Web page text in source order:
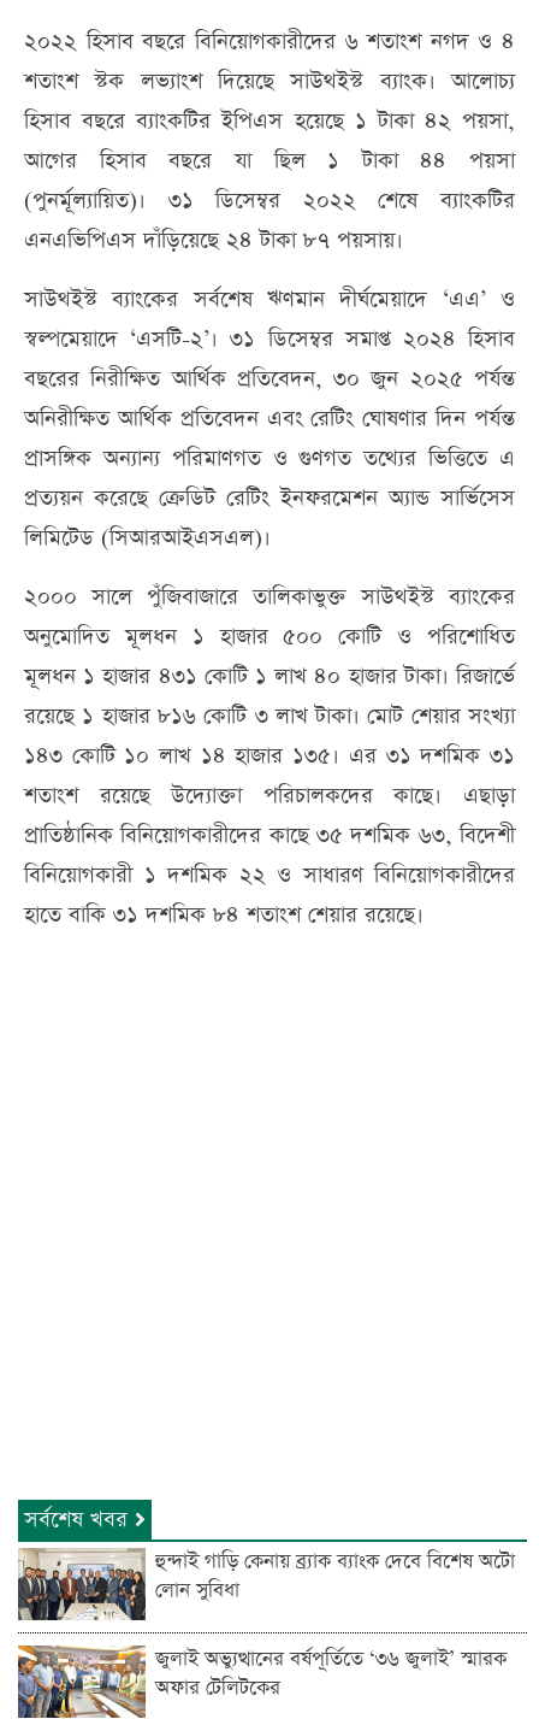
২০২২ হিসাব বছরে বিনিয়োগকারীদের ৬ শতাংশ নগদ ও ৪
শতাংশ স্টক লভ্যাংশ দিয়েছে সাউথইস্ট ব্যাংক। আলোচ্য
হিসাব বছরে ব্যাংকটির ইপিএস হয়েছে ১ টাকা ৪২ পয়সা,
আগের হিসাব বছরে যা ছিল ১ টাকা ৪৪ পয়সা
(পুনর্মূল্যায়িত)। ৩১ ডিসেম্বর ২০২২ শেষে ব্যাংকটির
এনএভিপিএস দাঁড়িয়েছে ২৪ টাকা ৮৭ পয়সায়।
সাউথইস্ট ব্যাংকের সর্বশেষ ঋণমান দীর্ঘমেয়াদে ‘এএ’ ও
স্বল্পমেয়াদে ‘এসটি-২’। ৩১ ডিসেম্বর সমাপ্ত ২০২৪ হিসাব
বছরের নিরীক্ষিত আর্থিক প্রতিবেদন, ৩০ জুন ২০২৫ পর্যন্ত
অনিরীক্ষিত আর্থিক প্রতিবেদন এবং রেটিং ঘোষণার দিন পর্যন্ত
প্রাসঙ্গিক অন্যান্য পরিমাণগত ও গুণগত তথ্যের ভিত্তিতে এ
প্রত্যয়ন করেছে ক্রেডিট রেটিং ইনফরমেশন অ্যান্ড সার্ভিসেস
লিমিটেড (সিআরআইএসএল)।
২০০০ সালে পুঁজিবাজারে তালিকাভুক্ত সাউথইস্ট ব্যাংকের
অনুমোদিত মূলধন ১ হাজার ৫০০ কোটি ও পরিশোধিত
মূলধন ১ হাজার ৪৩১ কোটি ১ লাখ ৪০ হাজার টাকা। রিজার্ভে
রয়েছে ১ হাজার ৮১৬ কোটি ৩ লাখ টাকা। মোট শেয়ার সংখ্যা
১৪৩ কোটি ১০ লাখ ১৪ হাজার ১৩৫। এর ৩১ দশমিক ৩১
শতাংশ রয়েছে উদ্যোক্তা পরিচালকদের কাছে। এছাড়া
প্রাতিষ্ঠানিক বিনিয়োগকারীদের কাছে ৩৫ দশমিক ৬৩, বিদেশী
বিনিয়োগকারী ১ দশমিক ২২ ও সাধারণ বিনিয়োগকারীদের
হাতে বাকি ৩১ দশমিক ৮৪ শতাংশ শেয়ার রয়েছে।
সর্বশেষ খবর
হুন্দাই গাড়ি কেনায় ব্র্যাক ব্যাংক দেবে বিশেষ অটো
লোন সুবিধা
জুলাই অভ্যুত্থানের বর্ষপূর্তিতে ‘৩৬ জুলাই’ স্মারক
অফার টেলিটকের